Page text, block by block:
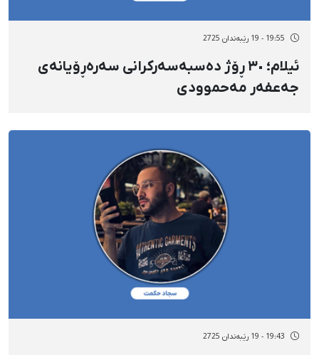
19:55 - 19 رێبەندان 2725
ئیلام؛ ٣٠ ڕۆژ دەسبەسەرکرانی سەرەڕۆیانەی
جەعفەر مەحموودی
19:43 - 19 رێبەندان 2725